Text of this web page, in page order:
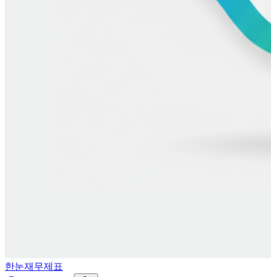
한눈재무제표